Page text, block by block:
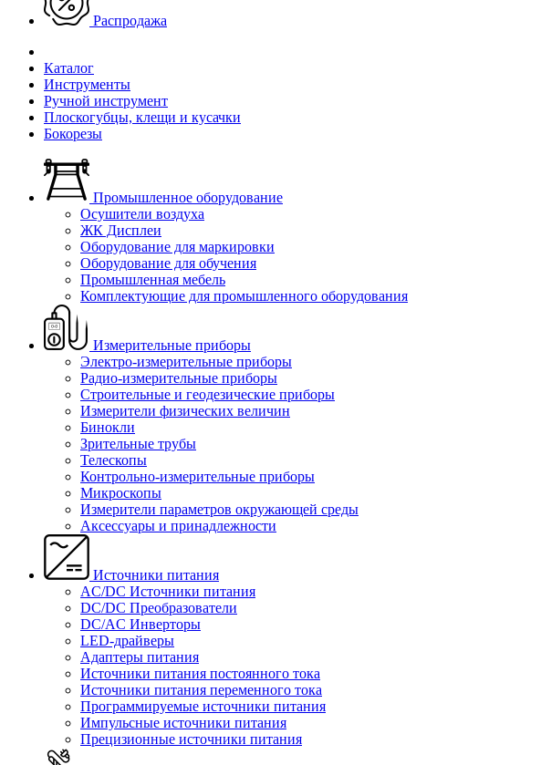
Распродажа
Каталог
Инструменты
Ручной инструмент
Плоскогубцы, клещи и кусачки
Бокорезы
Промышленное оборудование
Осушители воздуха
ЖК Дисплеи
Оборудование для маркировки
Оборудование для обучения
Промышленная мебель
Комплектующие для промышленного оборудования
Измерительные приборы
Электро-измерительные приборы
Радио-измерительные приборы
Строительные и геодезические приборы
Измерители физических величин
Бинокли
Зрительные трубы
Телескопы
Контрольно-измерительные приборы
Микроскопы
Измерители параметров окружающей среды
Аксессуары и принадлежности
Источники питания
AC/DC Источники питания
DC/DC Преобразователи
DC/AC Инверторы
LED-драйверы
Адаптеры питания
Источники питания постоянного тока
Источники питания переменного тока
Программируемые источники питания
Импульсные источники питания
Прецизионные источники питания